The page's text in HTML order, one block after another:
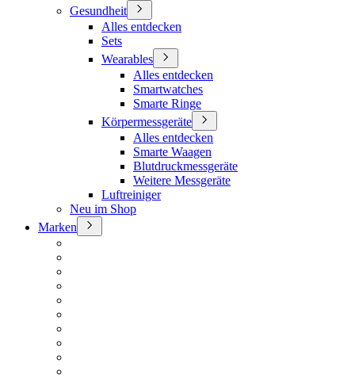
Gesundheit
Alles entdecken
Sets
Wearables
Alles entdecken
Smartwatches
Smarte Ringe
Körpermessgeräte
Alles entdecken
Smarte Waagen
Blutdruckmessgeräte
Weitere Messgeräte
Luftreiniger
Neu im Shop
Marken